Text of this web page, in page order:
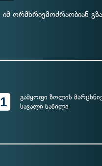
იმ ორმხრივმოძრაობიან
1
გამყოფი ზოლის
სავალი ნაწილი